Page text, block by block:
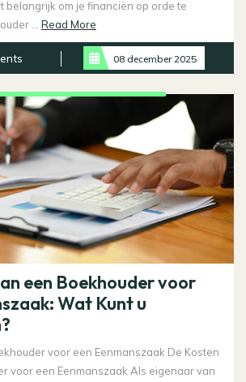
belangrijk om je financiën op orde te
... Read More
More
08 december 2025
een Boekhouder voor
Wat Kunt u
voor een Eenmanszaak De Kosten
voor een Eenmanszaak Als eigenaar van